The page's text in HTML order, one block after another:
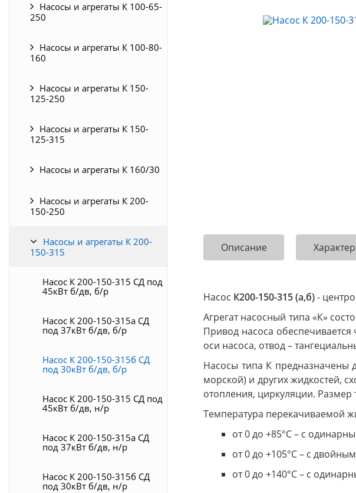
Насосы и агрегаты К 100-65-
250
Насосы и агрегаты К 100-80-
160
Насосы и агрегаты К 150-
125-250
Насосы и агрегаты К 150-
125-315
Насосы и агрегаты К 160/30
Насосы и агрегаты К 200-
150-250
Насосы и агрегаты К 200-
150-315
Насос К 200-150-315 СД под
45кВт б/дв, б/р
Насос К 200-150-315а СД
под 37кВт б/дв, б/р
Насос К 200-150-315б СД
под 30кВт б/дв, б/р
Насос К 200-150-315 СД под
45кВт б/дв, н/р
Насос К 200-150-315а СД
под 37кВт б/дв, н/р
Насос К 200-150-315б СД
под 30кВт б/дв, н/р
Описание
Насос К200-150-315 (а,б)-
Агрегат насосный типа «К»
Привод насоса
оси насоса, отвод –
Насосы типа К предназначены
морской) и других жидкостей,
отопления, циркуляции.
Температура перекачиваемой
от 0 до +85°С – с
от 0 до +105°С – с
от 0 до +140°С – с